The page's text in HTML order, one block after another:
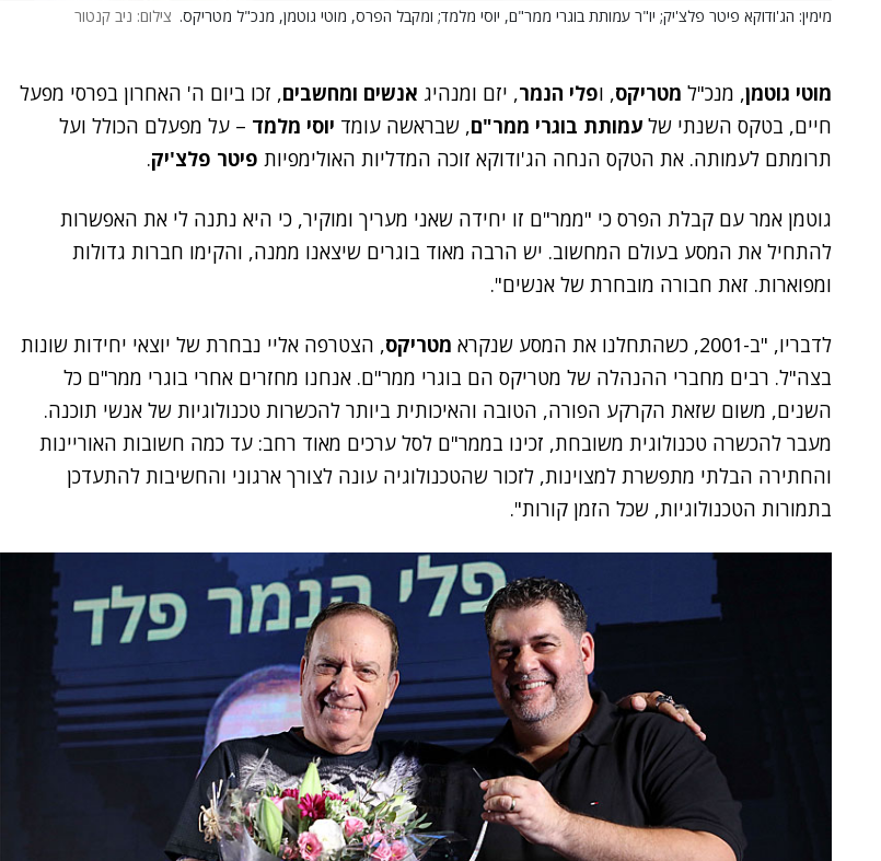
מימין: הג'ודוקא פיטר פלצ'יק; יו"ר עמותת בוגרי ממר"ם, יוסי מלמד; ומקבל הפרס, מוטי גוטמן, מנכ"ל מטריקס. צילום: ניב קנטור
מוטי גוטמן, מנכ"ל מטריקס, ופלי הנמר, יזם ומנהיג אנשים ומחשבים, זכו ביום ה' האחרון בפרסי מפעל
חיים, בטקס השנתי של עמותת בוגרי ממר"ם, שבראשה עומד יוסי מלמד – על מפעלם הכולל ועל
תרומתם לעמותה. את הטקס הנחה הג'ודוקא זוכה המדליות האולימפיות פיטר פלצ'יק.
גוטמן אמר עם קבלת הפרס כי "ממר"ם זו יחידה שאני מעריך ומוקיר, כי היא נתנה לי את האפשרות
להתחיל את המסע בעולם המחשוב. יש הרבה מאוד בוגרים שיצאנו ממנה, והקימו חברות גדולות
ומפוארות. זאת חבורה מובחרת של אנשים".
לדבריו, "ב-2001, כשהתחלנו את המסע שנקרא מטריקס, הצטרפה אליי נבחרת של יוצאי יחידות שונות
בצה"ל. רבים מחברי ההנהלה של מטריקס הם בוגרי ממר"ם. אנחנו מחזרים אחרי בוגרי ממר"ם כל
השנים, משום שזאת הקרקע הפורה, הטובה והאיכותית ביותר להכשרות טכנולוגיות של אנשי תוכנה.
מעבר להכשרה טכנולוגית משובחת, זכינו בממר"ם לסל ערכים מאוד רחב: עד כמה חשובות האוריינות
והחתירה הבלתי מתפשרת למצוינות, לזכור שהטכנולוגיה עונה לצורך ארגוני והחשיבות להתעדכן
בתמורות הטכנולוגיות, שכל הזמן קורות".